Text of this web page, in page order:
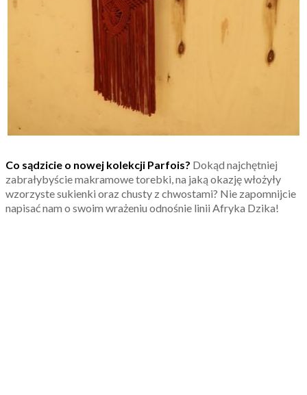
Co sądzicie o nowej kolekcji Parfois? Dokąd najchętniej
zabrałybyście makramowe torebki, na jaką okazję włożyły
wzorzyste sukienki oraz chusty z chwostami? Nie zapomnijcie
napisać nam o swoim wrażeniu odnośnie linii Afryka Dzika!